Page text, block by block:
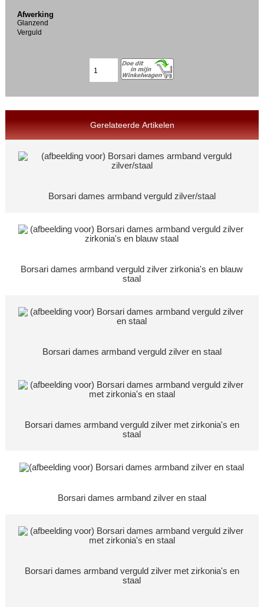
Afwerking
Glanzend
Verguld
Gerelateerde Artikelen
Borsari dames armband verguld zilver/staal
Borsari dames armband verguld zilver zirkonia's en blauw
staal
Borsari dames armband verguld zilver en staal
Borsari dames armband verguld zilver met zirkonia's en
staal
Borsari dames armband zilver en staal
Borsari dames armband verguld zilver met zirkonia's en
staal